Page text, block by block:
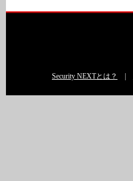
Security NEXTとは？